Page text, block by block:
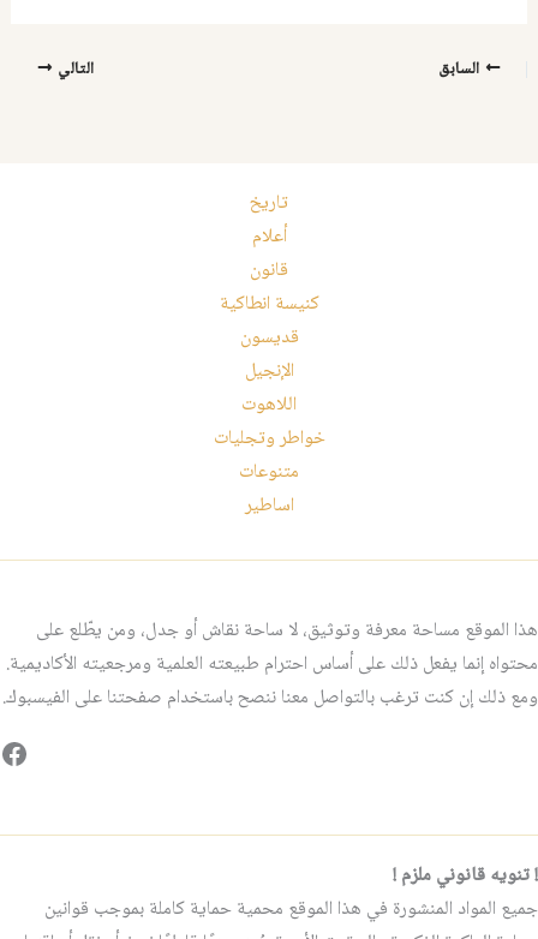
السابق التالي
تاريخ
أعلام
قانون
كنيسة انطاكية
قديسون
الإنجيل
اللاهوت
خواطر وتجليات
متنوعات
اساطير
هذا الموقع مساحة معرفة وتوثيق، لا ساحة نقاش أو جدل، ومن يطّلع على
محتواه إنما يفعل ذلك على أساس احترام طبيعته العلمية ومرجعيته الأكاديمية.
ومع ذلك إن كنت ترغب بالتواصل معنا ننصح باستخدام صفحتنا على الفيسبوك.
! تنويه قانوني ملزم !
جميع المواد المنشورة في هذا الموقع محمية حماية كاملة بموجب قوانين